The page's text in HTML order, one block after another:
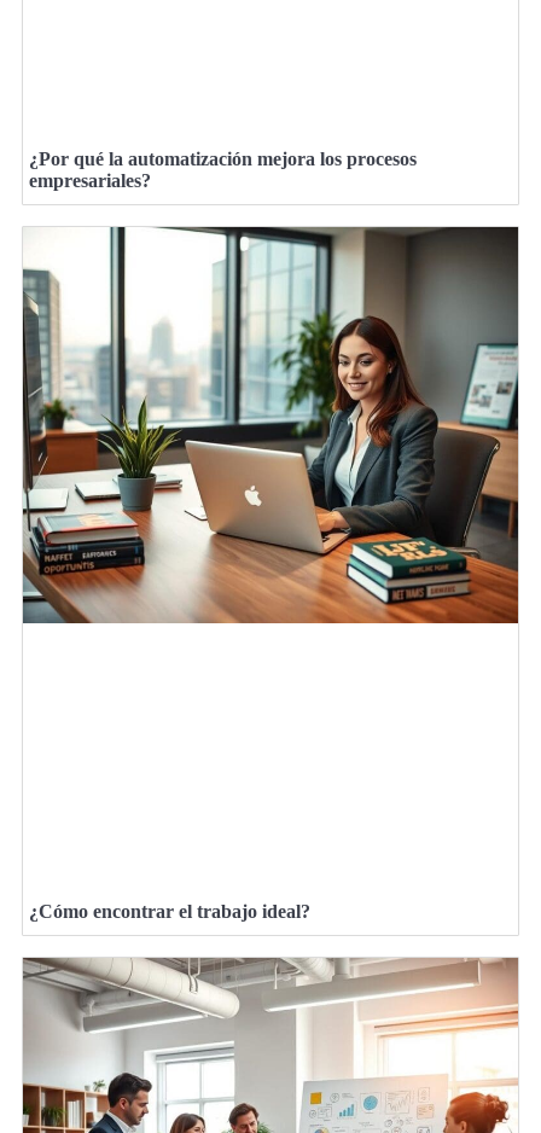
¿Por qué la automatización mejora los procesos
empresariales?
¿Cómo encontrar el trabajo ideal?